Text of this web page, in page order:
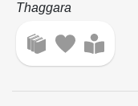
Thaggara